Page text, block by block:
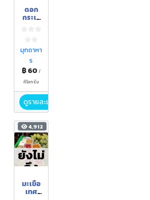
ดอก
กระเจี
เพชร
น้ำผึ้ง
มุกดาหา
ร
฿ 60 /
กิโลกรัม
ดูรายละเอียด
4,912
ยังไม่
ถึง
ฤดูกา
ล
มะเขือ
เทศ